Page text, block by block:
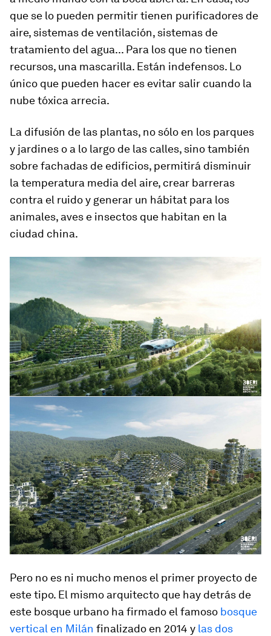
que se lo pueden permitir tienen purificadores de
aire, sistemas de ventilación, sistemas de
tratamiento del agua... Para los que no tienen
recursos, una mascarilla. Están indefensos. Lo
único que pueden hacer es evitar salir cuando la
nube tóxica arrecia.
La difusión de las plantas, no sólo en los parques
y jardines o a lo largo de las calles, sino también
sobre fachadas de edificios, permitirá disminuir
la temperatura media del aire, crear barreras
contra el ruidoy generar un hábitat para los
animales, aves e insectos que habitan en la
ciudad china.
Pero no es ni mucho menos el primer proyecto de
este tipo. El mismo arquitecto que hay detrás de
este bosque urbano ha firmado el famoso bosque
vertical en Milán finalizado en 2014 y las dos